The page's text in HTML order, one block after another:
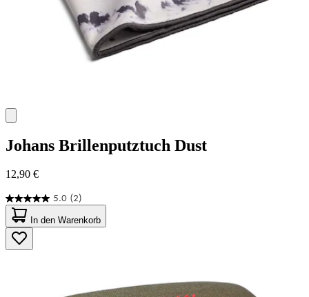
Johans Brillenputztuch Dust
12,90 €
5.0 (2)
5.0
von
5
Sternen.
2
In den Warenkorb